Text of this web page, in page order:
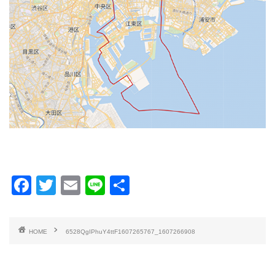
F
c
T
tt
E
ai
Li
e
HOME 6528QgIPhuY4ttF1607265767_1607266908